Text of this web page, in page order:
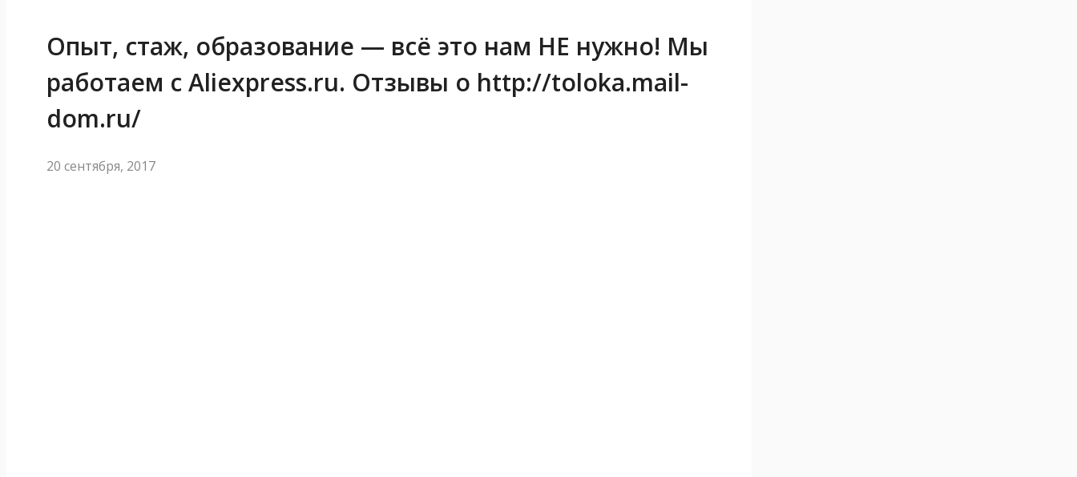
Опыт, стаж, образование — всё это нам НЕ нужно! Мы
работаем с Aliexpress.ru. Отзывы о http://toloka.mail-
dom.ru/
20 сентября, 2017